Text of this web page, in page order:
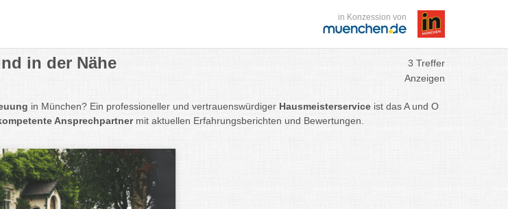
in Konzession von
in der Nähe
3 Treffer
Anzeigen
in München? Ein professioneller und vertrauenswürdiger Hausmeisterservice ist das A und O
Ansprechpartner mit aktuellen Erfahrungsberichten und Bewertungen.